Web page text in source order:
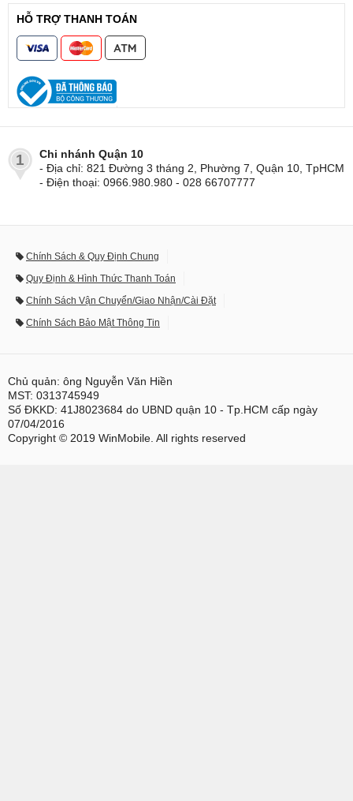
HỖ TRỢ THANH TOÁN
1
Chi nhánh Quận 10
- Địa chỉ: 821 Đường 3 tháng 2, Phường 7, Quận 10, TpHCM
- Điện thoại: 0966.980.980 - 028 66707777
Chính Sách & Quy Định Chung
Quy Định & Hình Thức Thanh Toán
Chính Sách Vận Chuyển/Giao Nhận/Cài Đặt
Chính Sách Bảo Mật Thông Tin
Chủ quản: ông Nguyễn Văn Hiền
MST: 0313745949
Số ĐKKD: 41J8023684 do UBND quận 10 - Tp.HCM cấp ngày
07/04/2016
Copyright © 2019 WinMobile. All rights reserved